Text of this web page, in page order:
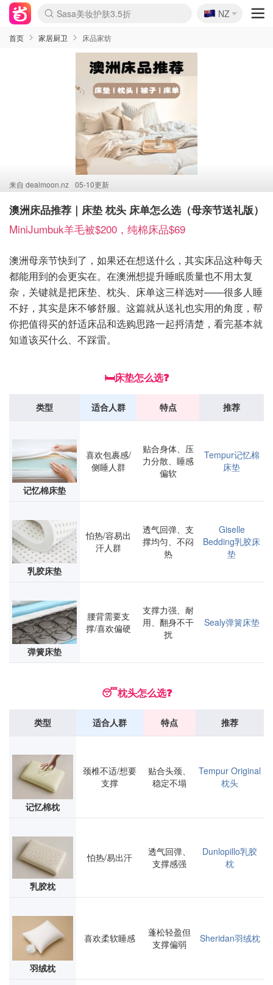
lululemon折扣上新
Sasa美妆护肤3.5折
SSENSE年中2.5折
FreshBeauty好价汇总
Cettire降价+叠9折
WWS Coles超市实拍
viagogo二手票捡漏
Myer超级周末
The Outnet奢牌1折起
David Jones 3折起
Flannels大牌1折
Perfumes Club护肤1折
AMIRO面罩$251
Amazon折扣汇总
eToro入金$200送$50
Amazon数码好物
ICONIC本周7.5折
ThedoubleF高奢地板价
Moose Knuckles 6折
丝芙兰5折起
EUFY摄像头$98
Selenichast首饰2折
Trip机票酒店促销
YSL送5件彩妆礼
Amazon家居好物
Amazon美妆护肤
雅漾大喷$8
过敏原检测盒$33
伊索独家赠50ml沐浴露
科颜氏高保湿面霜$29
SEALIFE海洋馆门票6折
丝塔芙大白罐$16
订阅Newsletter送香薰
Cult Beauty 6.8折
Harrods圣诞日历$525
LN-CC奢牌私促3折
d'Alba空姐喷雾$16
EVE LOM套装£56
Bernardelli独家4折
Adore Beauty 6折起
CT圣诞日历
Mytheresa奢品2.7折
Luxury Escapes 9折
Currentbody美容仪$881
MOON Garden Live
Roborock扫地机$649
Tingo Life水杯$24
Valentino官网5折
CR洗护套装$23
修丽可4件套$159
Myer彩妆2件7折
GANNI官网4.5折
Stylevana韩妆4折
Tessabit高奢8.5折
OGX洗发水$11
Amazon阿德莱德次日达
卡诗8.5折+赠礼
Philips Hue灯具8折
🇳🇿
NZ
首页 家居厨卫 床品家纺
来自 dealmoon.nz 05-10更新
澳洲床品推荐｜床垫 枕头 床单怎么选（母亲节送礼版）
MiniJumbuk羊毛被$200，纯棉床品$69
澳洲母亲节快到了，如果还在想送什么，其实床品这种每天
都能用到的会更实在。在澳洲想提升睡眠质量也不用太复
杂，关键就是把床垫、枕头、床单这三样选对——很多人睡
不好，其实是床不够舒服。这篇就从送礼也实用的角度，帮
你把值得买的舒适床品和选购思路一起捋清楚，看完基本就
知道该买什么、不踩雷。
🛏️床垫怎么选❓
类型 适合人群 特点 推荐
记忆棉床垫
喜欢包裹感/
侧睡人群
贴合身体、压
力分散、睡感
偏软
Tempur记忆棉
床垫
乳胶床垫
怕热/容易出
汗人群
透气回弹、支
撑均匀、不闷
热
Giselle
Bedding乳胶床
垫
弹簧床垫
腰背需要支
撑/喜欢偏硬
支撑力强、耐
用、翻身不干
扰
Sealy弹簧床垫
😴枕头怎么选❓
类型 适合人群 特点 推荐
记忆棉枕
颈椎不适/想要
支撑
贴合头颈、
稳定不塌
Tempur Original
枕头
乳胶枕
怕热/易出汗
透气回弹、
支撑感强
Dunlopillo乳胶
枕
羽绒枕
喜欢柔软睡感
蓬松轻盈但
支撑偏弱
Sheridan羽绒枕